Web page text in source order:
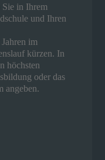
Sie in Ihrem
und Ihren
im
kürzen. In
höchsten
oder das
angeben.